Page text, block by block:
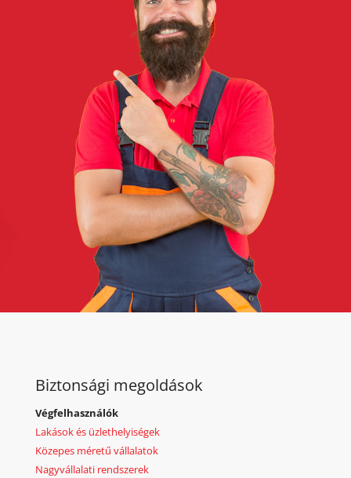
Biztonsági megoldások
Végfelhasználók
Lakások és üzlethelyiségek
Közepes méretű vállalatok
Nagyvállalati rendszerek